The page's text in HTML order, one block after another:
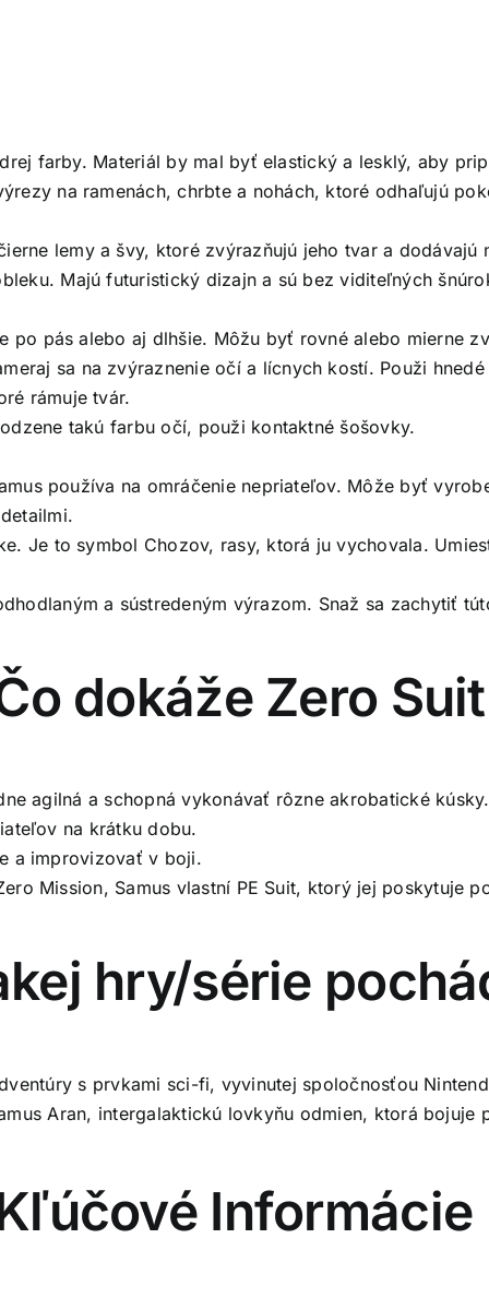
farby. Materiál by mal byť elastický a lesklý, aby
na ramenách, chrbte a nohách, ktoré odhaľujú
lemy a švy, ktoré zvýrazňujú jeho tvar a dodávajú
Majú futuristický dizajn a sú bez viditeľných
po pás alebo aj dlhšie. Môžu byť rovné alebo mierne
sa na zvýraznenie očí a lícnych kostí. Použi
rámuje tvár.
takú farbu očí, použi kontaktné šošovky.
používa na omráčenie nepriateľov. Môže byť
Je to symbol Chozov, rasy, ktorá ju vychovala.
a sústredeným výrazom. Snaž sa zachytiť
dokáže Zero
agilná a schopná vykonávať rôzne akrobatické kúsky.
na krátku dobu.
a improvizovať v boji.
Mission, Samus vlastní PE Suit, ktorý jej poskytuje
hry/série
s prvkami sci-fi, vyvinutej spoločnosťou
Aran, intergalaktickú lovkyňu odmien, ktorá